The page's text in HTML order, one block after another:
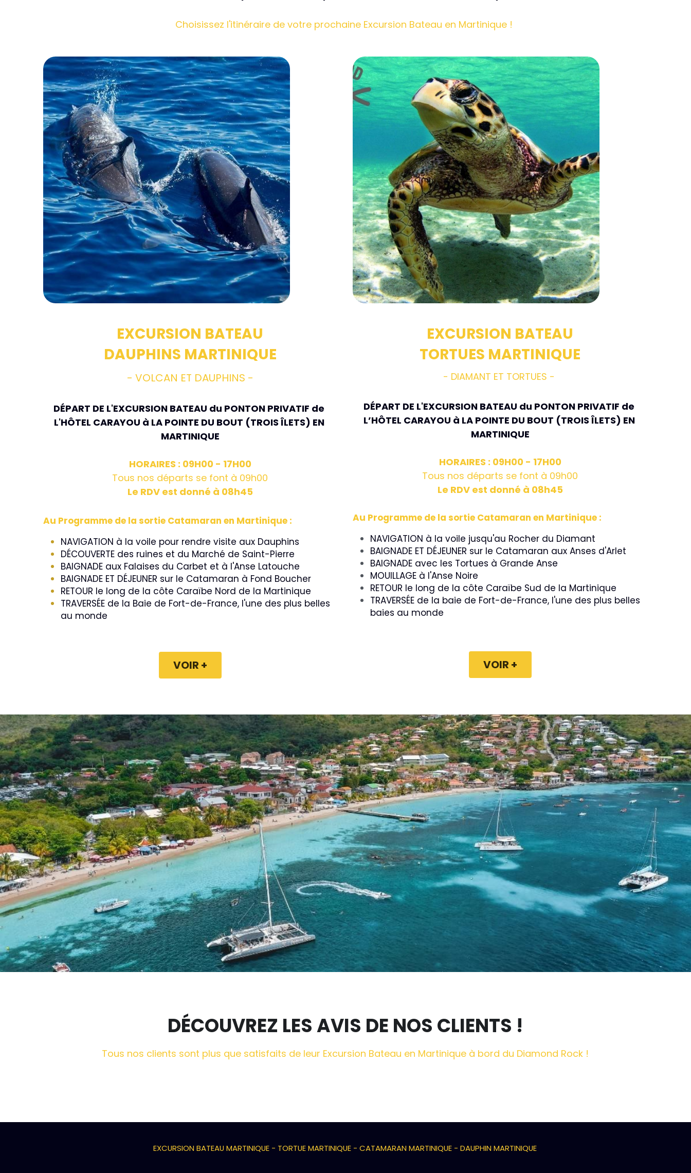
Choisissez l'itinéraire de votre prochaine Excursion Bateau en Martinique !
EXCURSION BATEAU
DAUPHINS MARTINIQUE
- VOLCAN ET DAUPHINS -
DÉPART DE L'EXCURSION BATEAU du PONTON PRIVATIF de
L'HÔTEL CARAYOU à LA POINTE DU BOUT (TROIS ÎLETS) EN
MARTINIQUE
HORAIRES : 09H00 - 17H00
Tous nos départs se font à 09h00
Le RDV est donné à 08h45
Au Programme de la sortie Catamaran en Martinique :
NAVIGATION à la voile pour rendre visite aux Dauphins
DÉCOUVERTE des ruines et du Marché de Saint-Pierre
BAIGNADE aux Falaises du Carbet et à l'Anse Latouche
BAIGNADE ET DÉJEUNER sur le Catamaran à Fond Boucher
RETOUR le long de la côte Caraïbe Nord de la Martinique
TRAVERSÉE de la Baie de Fort-de-France, l'une des plus belles
au monde
VOIR +
EXCURSION BATEAU
TORTUES MARTINIQUE
- DIAMANT ET TORTUES -
DÉPART DE L'EXCURSION BATEAU du PONTON PRIVATIF de
L’HÔTEL CARAYOU à LA POINTE DU BOUT (TROIS ÎLETS) EN
MARTINIQUE
HORAIRES : 09H00 - 17H00
Tous nos départs se font à 09h00
Le RDV est donné à 08h45
Au Programme de la sortie Catamaran en Martinique :
NAVIGATION à la voile jusqu'au Rocher du Diamant
BAIGNADE ET DÉJEUNER sur le Catamaran aux Anses d'Arlet
BAIGNADE avec les Tortues à Grande Anse
MOUILLAGE à l'Anse Noire
RETOUR le long de la côte Caraïbe Sud de la Martinique
TRAVERSÉE de la baie de Fort-de-France, l'une des plus belles
baies au monde
VOIR +
DÉCOUVREZ LES AVIS DE NOS CLIENTS !
Tous nos clients sont plus que satisfaits de leur Excursion Bateau en Martinique à bord du Diamond Rock !
EXCURSION BATEAU MARTINIQUE - TORTUE MARTINIQUE - CATAMARAN MARTINIQUE - DAUPHIN MARTINIQUE